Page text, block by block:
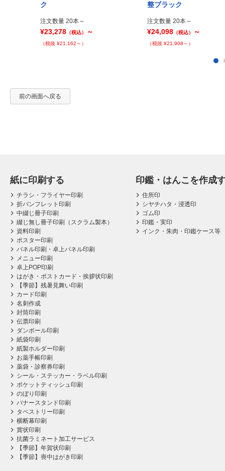
ク
注文数量 20本～
¥23,278 （税込） ～
（税抜 ¥21,162～）
整ブラック
注文数量 20本～
¥24,098 （税込） ～
（税抜 ¥21,908～）
前の画面へ戻る
紙に印刷する
チラシ・フライヤー印刷
折パンフレット印刷
中綴じ冊子印刷
綴じ無し冊子印刷（スクラム製本）
資料印刷
ポスター印刷
パネル印刷・卓上パネル印刷
メニュー印刷
卓上POP印刷
はがき・ポストカード・挨拶状印刷
【季節】残暑見舞い印刷
カード印刷
名刺作成
封筒印刷
伝票印刷
ダンボール印刷
紙袋印刷
紙製ホルダー印刷
お薬手帳印刷
薬袋・診察券印刷
シール・ステッカー・ラベル印刷
ポケットティッシュ印刷
のぼり印刷
バナースタンド印刷
タペストリー印刷
横断幕印刷
賞状印刷
抗菌ラミネート加工サービス
【季節】年賀状印刷
【季節】喪中はがき印刷
印鑑・はんこを作成
住所印
シヤチハタ・浸透印
ゴム印
印鑑・実印
インク・朱肉・印鑑ケース等